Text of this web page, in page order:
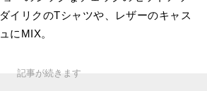
イリクのTシャツや、レザーのキャス
にMIX。